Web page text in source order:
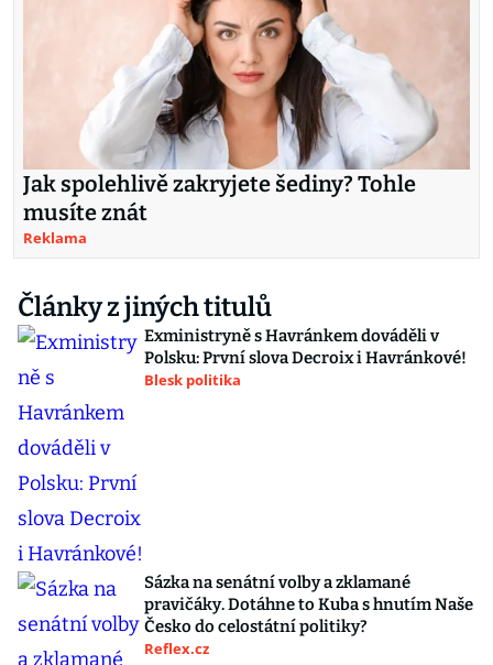
Jak spolehlivě zakryjete šediny? Tohle
musíte znát
Reklama
Články z jiných titulů
Exministryně s Havránkem dováděli v
Polsku: První slova Decroix i Havránkové!
Blesk politika
Sázka na senátní volby a zklamané
pravičáky. Dotáhne to Kuba s hnutím Naše
Česko do celostátní politiky?
Reflex.cz